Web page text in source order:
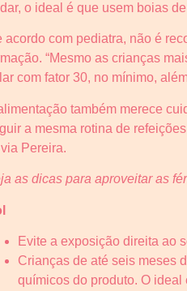
o ideal é que usem boias
acordo com pediatra, não é
“Mesmo as crianças
com fator 30, no mínimo,
também merece
a mesma rotina de
Pereira.
as dicas para aproveitar as
Evite a exposição direita ao
Crianças de até seis meses
químicos do produto. O